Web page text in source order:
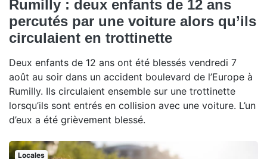
Rumilly : deux enfants de 12 ans
percutés par une voiture alors qu’ils
circulaient en trottinette
Deux enfants de 12 ans ont été blessés vendredi 7
août au soir dans un accident boulevard de l’Europe à
Rumilly. Ils circulaient ensemble sur une trottinette
lorsqu’ils sont entrés en collision avec une voiture. L’un
d’eux a été grièvement blessé.
Locales